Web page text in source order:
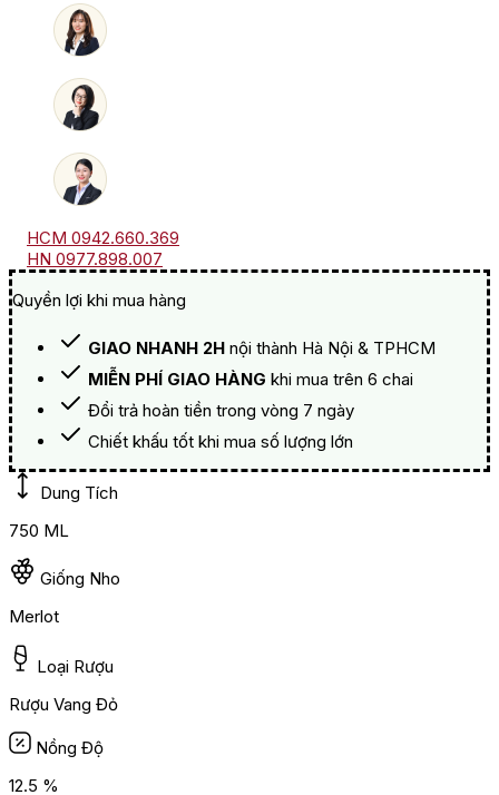
HCM 0942.660.369
HN 0977.898.007
Quyền lợi khi mua hàng
GIAO NHANH 2H nội thành Hà Nội & TPHCM
MIỄN PHÍ GIAO HÀNG khi mua trên 6 chai
Đổi trả hoàn tiền trong vòng 7 ngày
Chiết khấu tốt khi mua số lượng lớn
Dung Tích
750 ML
Giống Nho
Merlot
Loại Rượu
Rượu Vang Đỏ
Nồng Độ
12.5 %